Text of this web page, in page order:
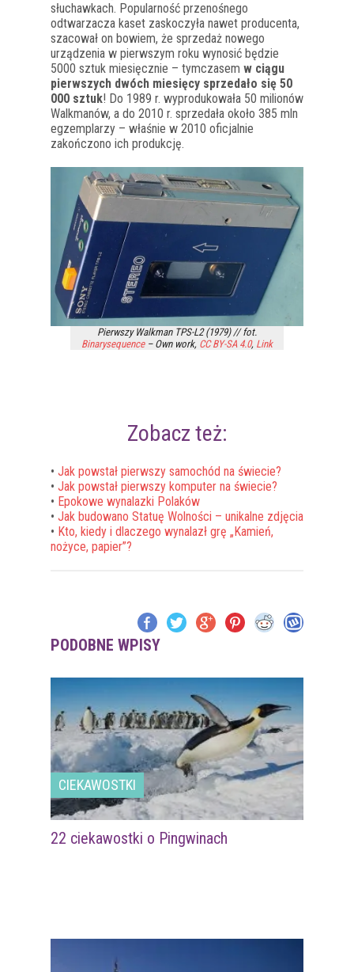
słuchawkach. Popularność przenośnego
odtwarzacza kaset zaskoczyła nawet producenta,
szacował on bowiem, że sprzedaż nowego
urządzenia w pierwszym roku wynosić będzie
5000 sztuk miesięcznie – tymczasem w ciągu
pierwszych dwóch miesięcy sprzedało się 50
000 sztuk! Do 1989 r. wyprodukowała 50 milionów
Walkmanów, a do 2010 r. sprzedała około 385 mln
egzemplarzy – właśnie w 2010 oficjalnie
zakończono ich produkcję.
Pierwszy Walkman TPS-L2 (1979) // fot.
Binarysequence– Own work, CC BY-SA 4.0, Link
Zobacz też:
• Jak powstał pierwszy samochód na świecie?
• Jak powstał pierwszy komputer na świecie?
• Epokowe wynalazki Polaków
• Jak budowano Statuę Wolności – unikalne zdjęcia
• Kto, kiedy i dlaczego wynalazł grę „Kamień,
nożyce, papier”?
PODOBNE WPISY
CIEKAWOSTKI
22 ciekawostki o Pingwinach